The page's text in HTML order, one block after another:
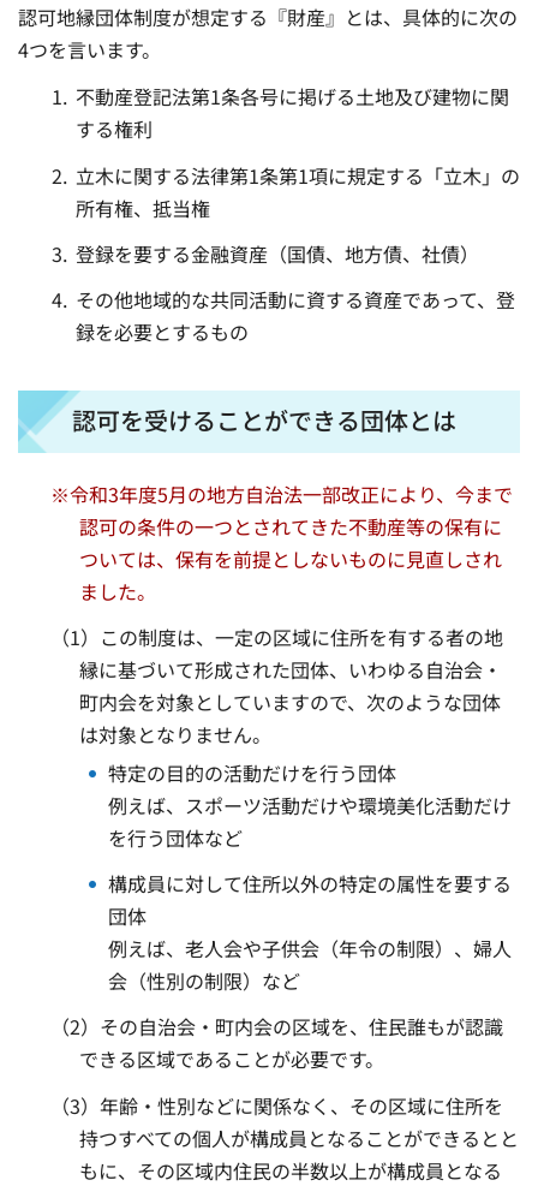
認可地縁団体制度が想定する『財産』とは、具体的に次の
4つを言います。
不動産登記法第1条各号に掲げる土地及び建物に関
する権利
立木に関する法律第1条第1項に規定する「立木」の
所有権、抵当権
登録を要する金融資産（国債、地方債、社債）
その他地域的な共同活動に資する資産であって、登
録を必要とするもの
認可を受けることができる団体とは
※令和3年度5月の地方自治法一部改正により、今まで
認可の条件の一つとされてきた不動産等の保有に
ついては、保有を前提としないものに見直しされ
ました。
（1）この制度は、一定の区域に住所を有する者の地
縁に基づいて形成された団体、いわゆる自治会・
町内会を対象としていますので、次のような団体
は対象となりません。
特定の目的の活動だけを行う団体
例えば、スポーツ活動だけや環境美化活動だけ
を行う団体など
構成員に対して住所以外の特定の属性を要する
団体
例えば、老人会や子供会（年令の制限）、婦人
会（性別の制限）など
（2）その自治会・町内会の区域を、住民誰もが認識
できる区域であることが必要です。
（3）年齢・性別などに関係なく、その区域に住所を
持つすべての個人が構成員となることができるとと
もに、その区域内住民の半数以上が構成員となる